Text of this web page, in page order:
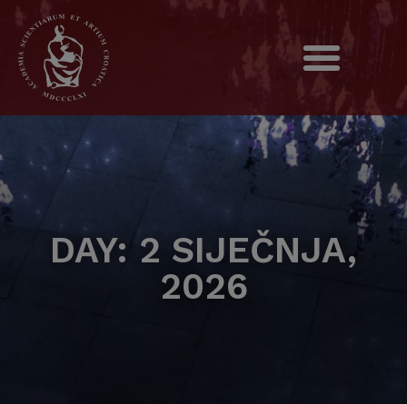
DAY: 2 SIJEČNJA,
2026